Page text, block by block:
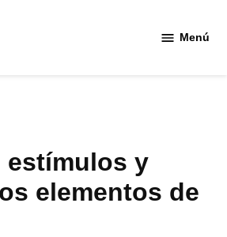
Menú
estímulos y
elementos de